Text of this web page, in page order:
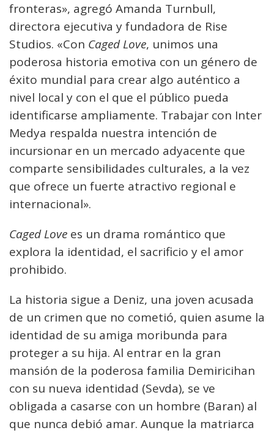
fronteras», agregó Amanda Turnbull,
directora ejecutiva y fundadora de Rise
Studios. «Con Caged Love, unimos una
poderosa historia emotiva con un género de
éxito mundial para crear algo auténtico a
nivel local y con el que el público pueda
identificarse ampliamente. Trabajar con Inter
Medya respalda nuestra intención de
incursionar en un mercado adyacente que
comparte sensibilidades culturales, a la vez
que ofrece un fuerte atractivo regional e
internacional».
Caged Love es un drama romántico que
explora la identidad, el sacrificio y el amor
prohibido.
La historia sigue a Deniz, una joven acusada
de un crimen que no cometió, quien asume la
identidad de su amiga moribunda para
proteger a su hija. Al entrar en la gran
mansión de la poderosa familia Demiricihan
con su nueva identidad (Sevda), se ve
obligada a casarse con un hombre (Baran) al
que nunca debió amar. Aunque la matriarca